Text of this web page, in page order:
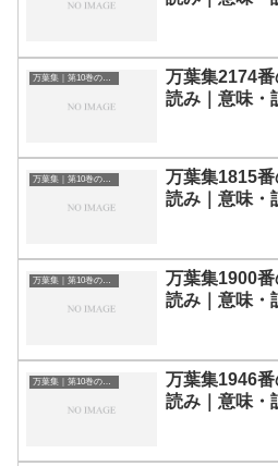
万葉集｜第10巻の和歌一覧
万葉集2174番
読み｜意味・
万葉集｜第10巻の和歌一覧
万葉集1815番
読み｜意味・
万葉集｜第10巻の和歌一覧
万葉集1900番
読み｜意味・
万葉集｜第10巻の和歌一覧
万葉集1946番
読み｜意味・